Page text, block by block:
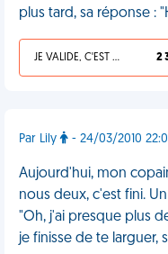
plus tard, sa réponse :
JE VALIDE, C'EST UNE VDM 2
Par Lily - 24/03/2010
Aujourd'hui, mon
nous deux, c'est fini.
"Oh, j'ai presque plus
je finisse de te larguer,